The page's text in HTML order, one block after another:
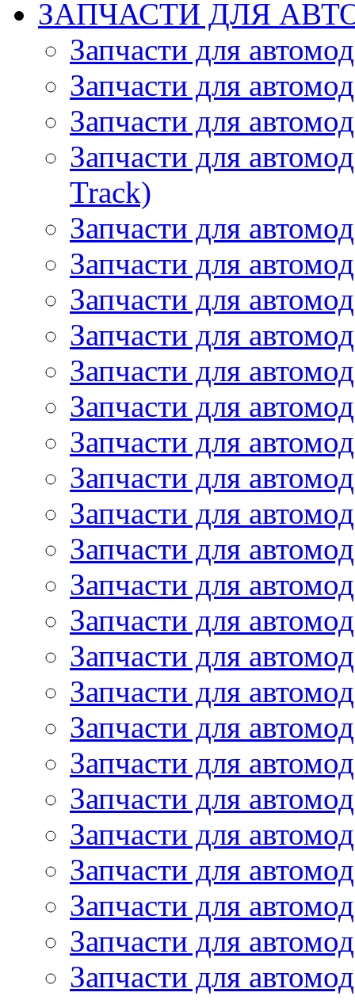
ЗАПЧАСТИ ДЛЯ
Запчасти для
Запчасти для
Запчасти для
Запчасти для
Track)
Запчасти для
Запчасти для
Запчасти для
Запчасти для
Запчасти для
Запчасти для
Запчасти для
Запчасти для
Запчасти для
Запчасти для
Запчасти для
Запчасти для
Запчасти для
Запчасти для
Запчасти для
Запчасти для
Запчасти для
Запчасти для
Запчасти для
Запчасти для
Запчасти для
Запчасти для